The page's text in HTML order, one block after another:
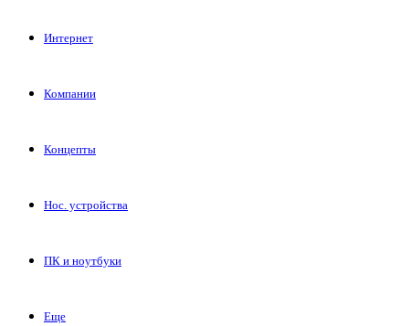
Интернет
Компании
Концепты
Нос. устройства
ПК и ноутбуки
Еще